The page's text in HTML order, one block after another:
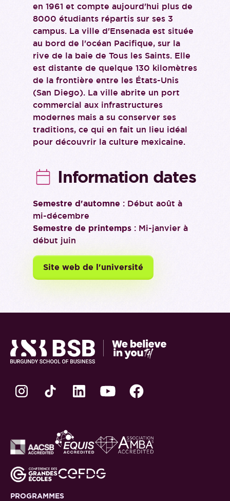
en 1961 et compte aujourd'hui plus de
8000 étudiants répartis sur ses 3
campus. La ville d'Ensenada est située
au bord de l'océan Pacifique, sur la
rive de la baie de Tous les Saints. Elle
est distante de quelque 130 kilomètres
de la frontière entre les États-Unis
(San Diego). La ville abrite un port
commercial aux infrastructures
modernes mais a su conserver ses
traditions, ce qui en fait un lieu idéal
pour découvrir la culture mexicaine.
Information dates
Semestre d'automne : Début août à
mi-décembre
Semestre de printemps : Mi-janvier à
début juin
Site web de l'université
PROGRAMMES